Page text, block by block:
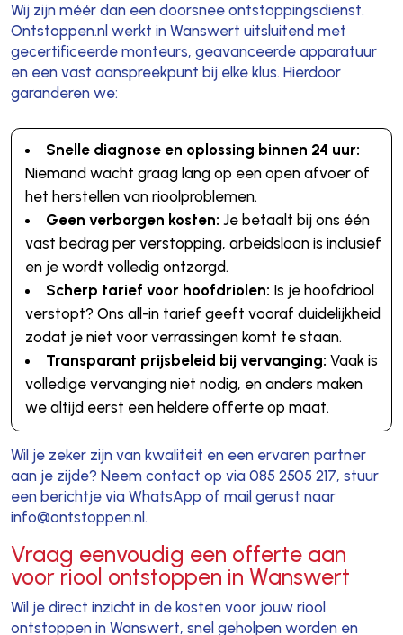
Wij zijn méér dan een doorsnee ontstoppingsdienst.
Ontstoppen.nl werkt in Wanswert uitsluitend met
gecertificeerde monteurs, geavanceerde apparatuur
en een vast aanspreekpunt bij elke klus. Hierdoor
garanderen we:
Snelle diagnose en oplossing binnen 24 uur:
Niemand wacht graag lang op een open afvoer of
het herstellen van rioolproblemen.
Geen verborgen kosten: Je betaalt bij ons één
vast bedrag per verstopping, arbeidsloon is inclusief
en je wordt volledig ontzorgd.
Scherp tarief voor hoofdriolen: Is je hoofdriool
verstopt? Ons all-in tarief geeft vooraf duidelijkheid
zodat je niet voor verrassingen komt te staan.
Transparant prijsbeleid bij vervanging: Vaak is
volledige vervanging niet nodig, en anders maken
we altijd eerst een heldere offerte op maat.
Wil je zeker zijn van kwaliteit en een ervaren partner
aan je zijde? Neem contact op via 085 2505 217, stuur
een berichtje via WhatsApp of mail gerust naar
info@ontstoppen.nl.
Vraag eenvoudig een offerte aan
voor riool ontstoppen in Wanswert
Wil je direct inzicht in de kosten voor jouw riool
ontstoppen in Wanswert, snel geholpen worden en